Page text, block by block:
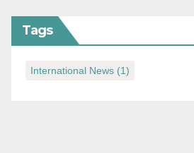
Tags
International News (1)